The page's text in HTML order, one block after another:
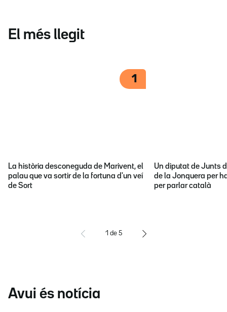
El més llegit
1
La història desconeguda de Marivent, el
palau que va sortir de la fortuna d'un veí
de Sort
Un diputat de Junts
de la Jonquera per
per parlar català
1 de 5
Avui és notícia